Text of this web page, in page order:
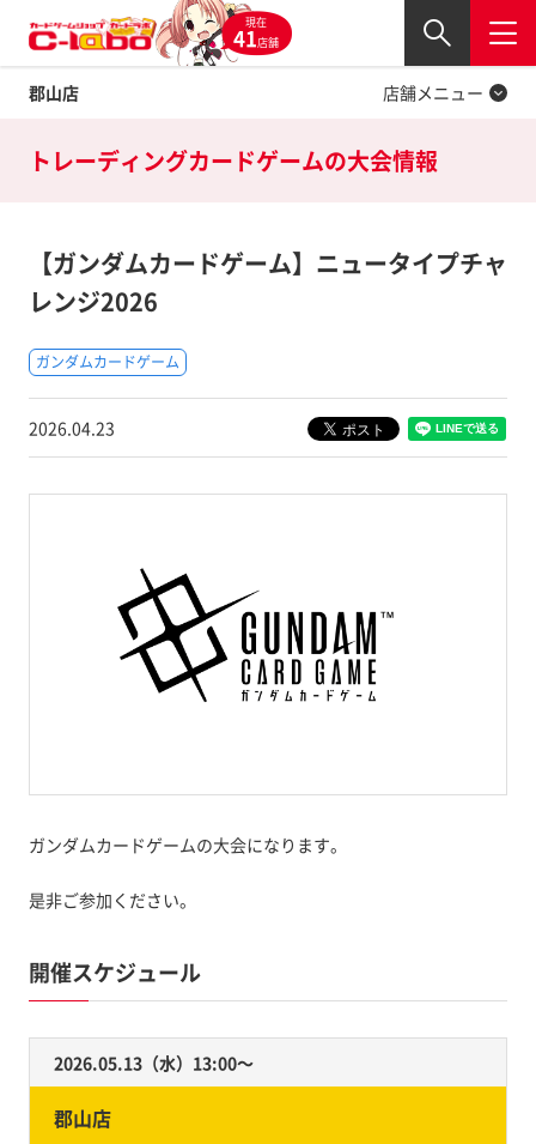
現在
41店舗
郡山店
閉じる
店舗メニュー
Twitter
トレーディングカードゲームの大会情報
【ガンダムカードゲーム】ニュータイプチャ
レンジ2026
ガンダムカードゲーム
2026.04.23
ガンダムカードゲームの大会になります。
是非ご参加ください。
開催スケジュール
2026.05.13（水）13:00〜
郡山店